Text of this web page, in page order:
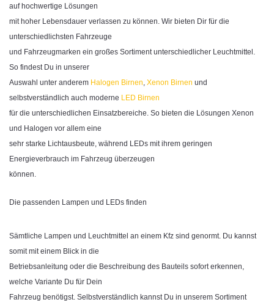
auf hochwertige Lösungen
mit hoher Lebensdauer verlassen zu können. Wir bieten Dir für die
unterschiedlichsten Fahrzeuge
und Fahrzeugmarken ein großes Sortiment unterschiedlicher Leuchtmittel.
So findest Du in unserer
Auswahl unter anderem Halogen Birnen, Xenon Birnen und
selbstverständlich auch moderne LED Birnen
für die unterschiedlichen Einsatzbereiche. So bieten die Lösungen Xenon
und Halogen vor allem eine
sehr starke Lichtausbeute, während LEDs mit ihrem geringen
Energieverbrauch im Fahrzeug überzeugen
können.
Die passenden Lampen und LEDs finden
Sämtliche Lampen und Leuchtmittel an einem Kfz sind genormt. Du kannst
somit mit einem Blick in die
Betriebsanleitung oder die Beschreibung des Bauteils sofort erkennen,
welche Variante Du für Dein
Fahrzeug benötigst. Selbstverständlich kannst Du in unserem Sortiment